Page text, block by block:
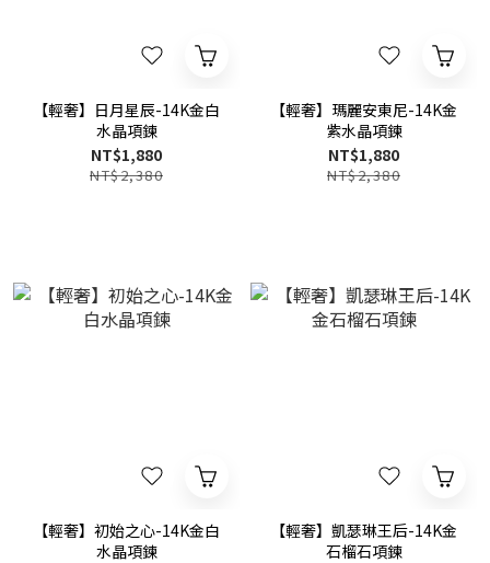
【輕奢】日月星辰-14K金白
水晶項鍊
NT$1,880
NT$2,380
【輕奢】瑪麗安東尼-14K金
紫水晶項鍊
NT$1,880
NT$2,380
【輕奢】初始之心-14K金白
水晶項鍊
【輕奢】凱瑟琳王后-14K金
石榴石項鍊